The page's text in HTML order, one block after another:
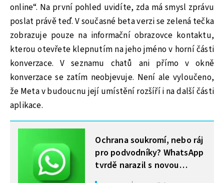
online“. Na první pohled uvidíte, zda má smysl zprávu
poslat právě teď. V současné beta verzi se zelená tečka
zobrazuje pouze na informační obrazovce kontaktu,
kterou otevřete klepnutím na jeho jméno v horní části
konverzace. V seznamu chatů ani přímo v okně
konverzace se zatím neobjevuje. Není ale vyloučeno,
že Meta v budoucnu její umístění rozšíří i na další části
aplikace.
MOHLO BY VÁS ZAJÍMAT
Ochrana soukromí, nebo ráj
pro podvodníky? WhatsApp
tvrdě narazil s novou
funkcí, Indická vláda mu